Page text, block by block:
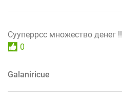
Сууперрсс множество денег !!
0
Galaniricue